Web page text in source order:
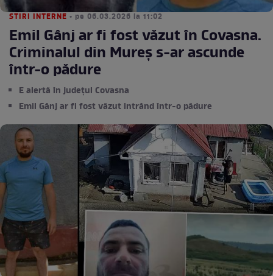
STIRI INTERNE • pe 06.03.2026 la 11:02
Emil Gânj ar fi fost văzut în Covasna.
Criminalul din Mureș s-ar ascunde
într-o pădure
E alertă în județul Covasna
Emil Gânj ar fi fost văzut intrând într-o pădure